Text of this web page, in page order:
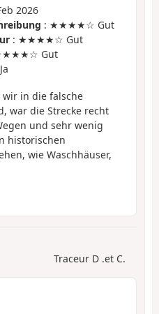
2026
: ★★★★☆ Gut
: ★★★★☆ Gut
Gut
wir in die falsche
war die Strecke recht
und sehr wenig
historischen
wie Waschhäuser,
Traceur D .et C.